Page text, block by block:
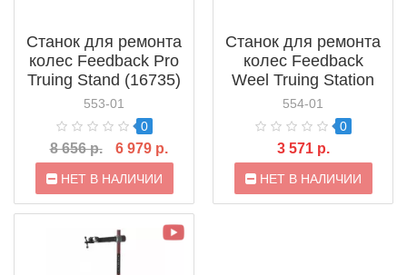
Станок для ремонта
колес Feedback Pro
Truing Stand (16735)
553-01
0
8 656 р. 6 979 р.
НЕТ В НАЛИЧИИ
Станок для ремонта
колес Feedback
Weel Truing Station
554-01
0
3 571 р.
НЕТ В НАЛИЧИИ